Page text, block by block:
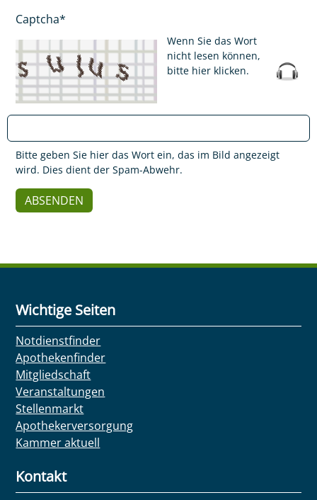
Captcha*
Wenn Sie das Wort
nicht lesen können,
bitte hier klicken.
Bitte geben Sie hier das Wort ein, das im Bild angezeigt
wird. Dies dient der Spam-Abwehr.
Wichtige Seiten
Notdienstfinder
Apothekenfinder
Mitgliedschaft
Veranstaltungen
Stellenmarkt
Apothekerversorgung
Kammer aktuell
Kontakt